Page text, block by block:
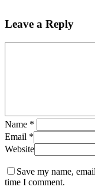
Leave a Reply
Name *
Email *
Website
Save my name,
time I comment.